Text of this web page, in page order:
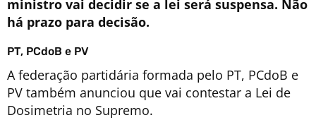
ministro vai decidir se a lei será suspensa. Não
há prazo para decisão.
PT, PCdoB e PV
A federação partidária formada pelo PT, PCdoB e
PV também anunciou que vai contestar a Lei de
Dosimetria no Supremo.